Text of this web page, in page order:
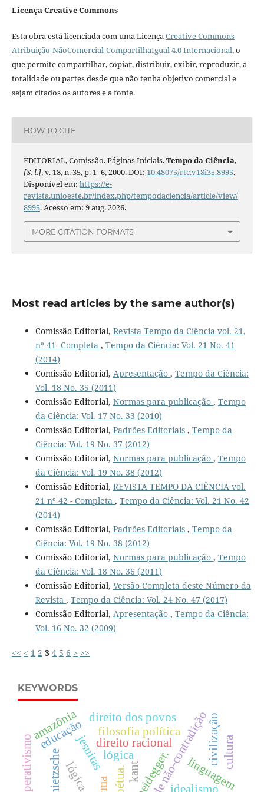
Licença Creative Commons
Esta obra está licenciada com uma LicençaCreative Commons
Atribuição-NãoComercial-CompartilhaIgual 4.0 Internacional, o
que permite compartilhar, copiar, distribuir, exibir, reproduzir, a
totalidade ou partes desde que não tenha objetivo comercial e
sejam citados os autores e a fonte.
HOW TO CITE
EDITORIAL, Comissão. Páginas Iniciais.Tempo da Ciência,
[S. l.], v. 18, n. 35, p. 1–6, 2000. DOI: 10.48075/rtc.v18i35.8995.
Disponível em: https://e-
revista.unioeste.br/index.php/tempodaciencia/article/view/
8995. Acesso em: 9 aug. 2026.
MORE CITATION FORMATS
Most read articles by the same author(s)
Comissão Editorial, Revista Tempo da Ciência vol. 21,
nº 41- Completa , Tempo da Ciência: Vol. 21 No. 41
(2014)
Comissão Editorial, Apresentação , Tempo da Ciência:
Vol. 18 No. 35 (2011)
Comissão Editorial, Normas para publicação , Tempo
da Ciência: Vol. 17 No. 33 (2010)
Comissão Editorial, Padrões Editoriais , Tempo da
Ciência: Vol. 19 No. 37 (2012)
Comissão Editorial, Normas para publicação , Tempo
da Ciência: Vol. 19 No. 38 (2012)
Comissão Editorial, REVISTA TEMPO DA CIÊNCIA vol.
21 nº 42 - Completa , Tempo da Ciência: Vol. 21 No. 42
(2014)
Comissão Editorial, Padrões Editoriais , Tempo da
Ciência: Vol. 19 No. 38 (2012)
Comissão Editorial, Normas para publicação , Tempo
da Ciência: Vol. 18 No. 36 (2011)
Comissão Editorial, Versão Completa deste Número da
Revista , Tempo da Ciência: Vol. 24 No. 47 (2017)
Comissão Editorial, Apresentação , Tempo da Ciência:
Vol. 16 No. 32 (2009)
<< < 1 2 3 4 5 6 > >>
KEYWORDS
lógica
kant
direito racional
filosofia política
direito dos povos
idealismo
linguagem
heidegger.
civilizaçãocultura
nietzsche jesuitas
educação
cooperativismo
amazônia